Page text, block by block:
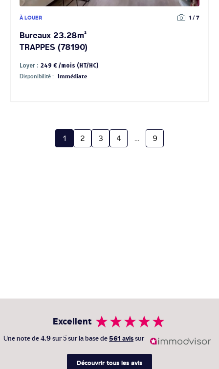
À LOUER 1 / 7
Bureaux 23.28m²
TRAPPES (78190)
Loyer : 249 € /mois (HT/HC)
Disponibilité : Immédiate
1 2 3 4 9
Excellent
Une note de 4.9 sur 5 sur la base de 561 avis sur
Découvrir tous les avis